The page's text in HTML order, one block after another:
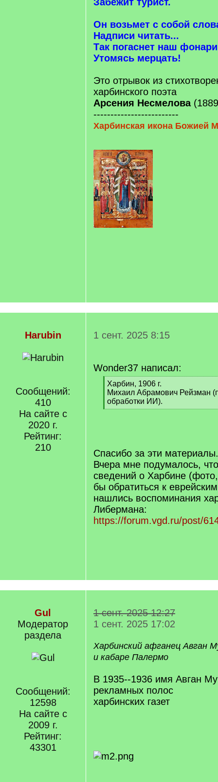
Он возьмет с собой
Надписи читать...
Так погаснет наш
Утомясь мерцать!
Это отрывок из
харбинского поэта
Арсения Несмелова
-------------------------
Харбинская икона Божией
Harubin
Сообщений:
410
На сайте с
2020 г.
Рейтинг:
210
1 сент. 2025 8:15
Wonder37 написал:
[
q
]
Харбин, 1906 г.
Михаил Абрамович Рейзман
обработки ИИ).
[
Спасибо за эти
Вчера мне подумалось,
сведений о Харбине
бы обратиться к
нашлись воспоминания
Либермана:
https://forum.vgd.ru/post/
Gul
Модератор
раздела
Сообщений:
12598
На сайте с
2009 г.
Рейтинг:
43301
1 сент. 2025 12:27
1 сент. 2025 17:02
Харбинский афганец Авган
и кабаре Палермо
В 1935--1936 имя Авган
рекламных полос
харбинских газет